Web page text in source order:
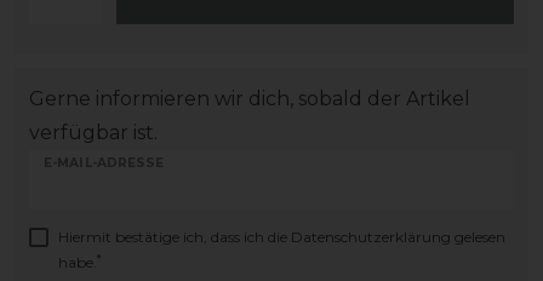
Gerne informieren wir dich, sobald der Artikel
verfügbar ist.
E-MAIL-ADRESSE
Hiermit bestätige ich, dass ich die Daten­schutz­erklärung gelesen
habe. *